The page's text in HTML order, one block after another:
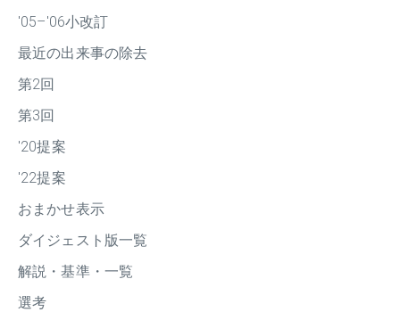
'05–'06小改訂
最近の出来事の除去
第2回
第3回
'20提案
'22提案
おまかせ表示
ダイジェスト版一覧
解説・基準・一覧
選考